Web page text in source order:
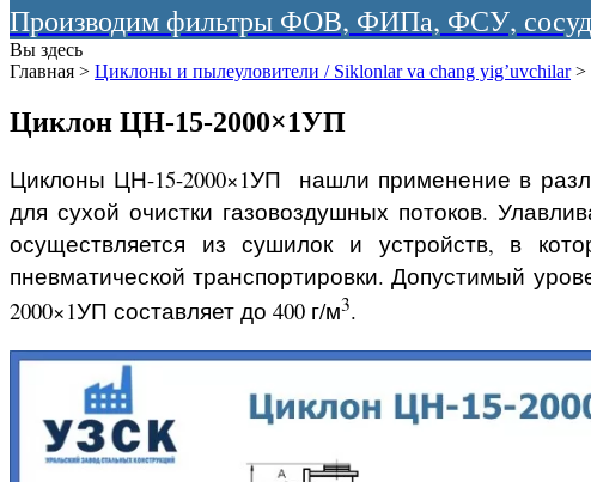
Производим фильтры ФОВ, ФИПа, ФСУ, сосуды
Вы здесь
Главная > Циклоны и пылеуловители / Siklonlar va chang yig’uvchilar >
Циклон ЦН-15-2000×1УП
Циклоны ЦН-15-2000×1УП нашли применение в
для сухой очистки газовоздушных потоков.
осуществляется из сушилок и устройств, в
пневматической транспортировки. Допустимый
2000×1УП составляет до 400 г/м3.